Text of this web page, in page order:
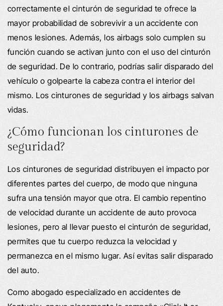
correctamente el cinturón de seguridad te ofrece la
mayor probabilidad de sobrevivir a un accidente con
menos lesiones. Además, los airbags solo cumplen su
función cuando se activan junto con el uso del cinturón
de seguridad. De lo contrario, podrías salir disparado del
vehículo o golpearte la cabeza contra el interior del
mismo. Los cinturones de seguridad y los airbags salvan
vidas.
¿Cómo funcionan los cinturones de
seguridad?
Los cinturones de seguridad distribuyen el impacto por
diferentes partes del cuerpo, de modo que ninguna
sufra una tensión mayor que otra. El cambio repentino
de velocidad durante un accidente de auto provoca
lesiones, pero al llevar puesto el cinturón de seguridad,
permites que tu cuerpo reduzca la velocidad y
permanezca en el mismo lugar. Así evitas salir disparado
del auto.
Como abogado especializado en accidentes de